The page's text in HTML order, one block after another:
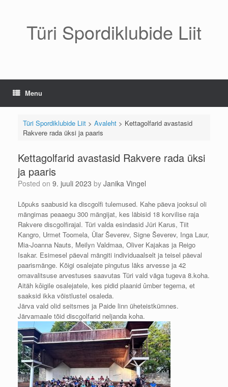
Türi Spordiklubide Liit
Menu
Türi Spordiklubide Liit> Avaleht> Kettagolfarid avastasid
Rakvere rada üksi ja paaris
Kettagolfarid avastasid Rakvere rada üksi
ja paaris
Posted on 9. juuli 2023 by Janika Vingel
Lõpuks saabusid ka discgolfi tulemused. Kahe päeva jooksul oli
mängimas peaaegu 300 mängijat, kes läbisid 18 korvilise raja
Rakvere discgolfirajal. Türi valda esindasid Jüri Karus, Tiit
Kangro, Urmet Toomela, Ülar Ševerev, Signe Ševerev, Inga Laur,
Mia-Joanna Nauts, Meilyn Valdmaa, Oliver Kajakas ja Reigo
Isakar. Esimesel päeval mängiti individuaalselt ja teisel päeval
paarismänge. Kõigi osalejate pingutus läks arvesse ja 42
omavalitsuse arvestuses saavutas Türi vald väga tugeva 8.koha.
Aitäh kôigile osalejatele, kes pidid plaanid ûmber tegema, et
saaksid ikka võistlustel osaleda.
Järva vald olid seitsmes ja Paide linn üheteistkümnes.
Järvamaale tõid discgolfarid neljanda koha.